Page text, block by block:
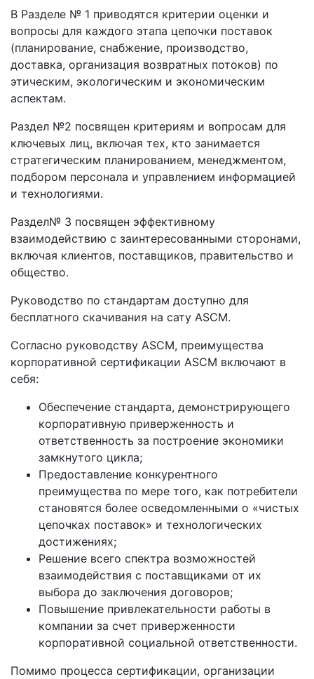
В Разделе № 1 приводятся критерии оценки и
вопросы для каждого этапа цепочки поставок
(планирование, снабжение, производство,
доставка, организация возвратных потоков) по
этическим, экологическим и экономическим
аспектам.
Раздел №2 посвящен критериям и вопросам для
ключевых лиц, включая тех, кто занимается
стратегическим планированием, менеджментом,
подбором персонала и управлением информацией
и технологиями.
Раздел№ 3 посвящен эффективному
взаимодействию с заинтересованными сторонами,
включая клиентов, поставщиков, правительство и
общество.
Руководство по стандартам доступно для
бесплатного скачивания на сату АSCM.
Согласно руководству ASCM, преимущества
корпоративной сертификации ASCM включают в
себя:
Обеспечение стандарта, демонстрирующего
корпоративную приверженность и
ответственность за построение экономики
замкнутого цикла;
Предоставление конкурентного
преимущества по мере того, как потребители
становятся более осведомленными о «чистых
цепочках поставок» и технологических
достижениях;
Решение всего спектра возможностей
взаимодействия с поставщиками от их
выбора до заключения договоров;
Повышение привлекательности работы в
компании за счет приверженности
корпоративной социальной ответственности.
Помимо процесса сертификации, организации